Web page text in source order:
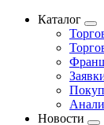
Каталог
Новости